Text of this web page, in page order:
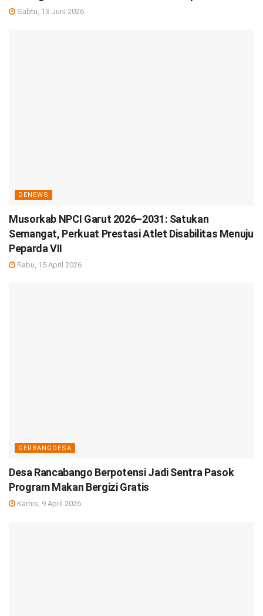
Sabtu, 13 Juni 2026
DENEWS
Musorkab NPCI Garut 2026–2031: Satukan
Semangat, Perkuat Prestasi Atlet Disabilitas Menuju
Peparda VII
Rabu, 15 April 2026
GERBANGDESA
Desa Rancabango Berpotensi Jadi Sentra Pasok
Program Makan Bergizi Gratis
Kamis, 9 April 2026